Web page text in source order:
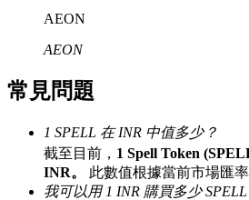
邀请好友
AEON
AEON
常見問題
1 SPELL 在 INR 中值多少？
截至目前， 1 Spell Token
INR。
此數值根據當前市場匯率
我可以用 1 INR 購買多少 SPELL